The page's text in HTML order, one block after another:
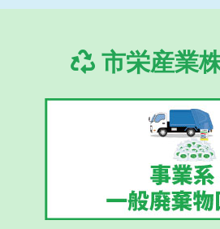
市栄産業